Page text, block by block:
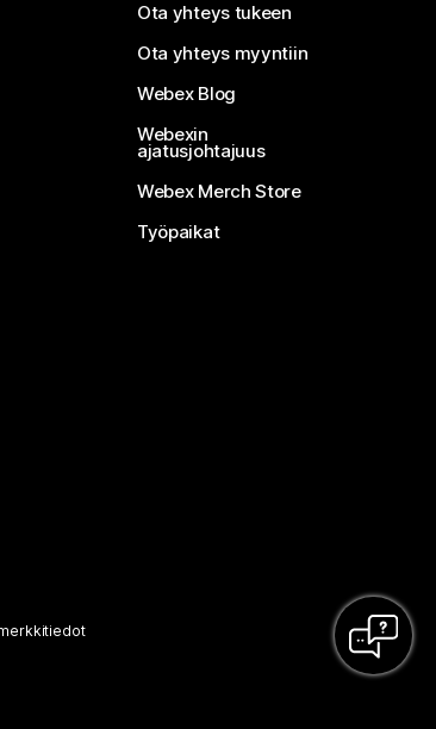
Ota yhteys tukeen
Ota yhteys myyntiin
Webex Blog
Webexin
ajatusjohtajuus
Webex Merch Store
Työpaikat